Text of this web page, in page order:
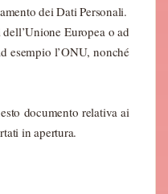
dei Dati Personali.
Europea o ad
esempio l’ONU, nonché
documento relativa ai
in apertura.